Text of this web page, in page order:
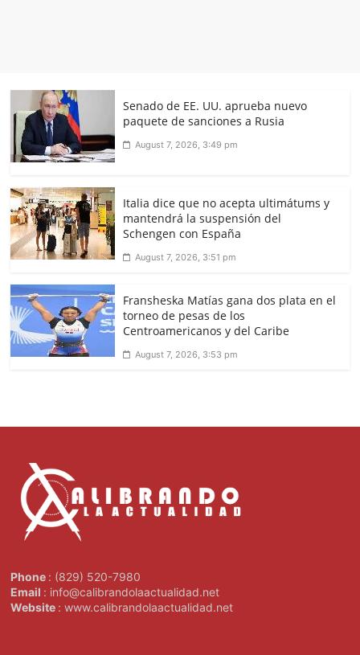
Senado de EE. UU. aprueba nuevo
paquete de sanciones a Rusia
August 7, 2026, 3:49 pm
Italia dice que no acepta ultimátums y
mantendrá la suspensión del
Schengen con España
August 7, 2026, 3:51 pm
Fransheska Matías gana dos plata en el
torneo de pesas de los
Centroamericanos y del Caribe
August 7, 2026, 3:53 pm
Phone : (829) 520-7980
Email : info@calibrandolaactualidad.net
Website : www.calibrandolaactualidad.net